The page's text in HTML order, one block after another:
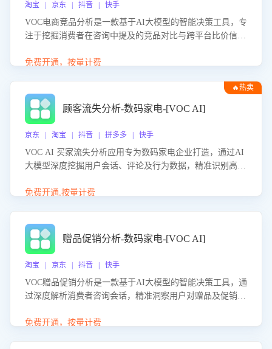
淘宝 | 京东 | 抖音 | 快手
VOC电商竞品分析是一款基于AI大模型的智能决策工具，专
注于挖掘消费者在咨询中提及的竞品对比与跨平台比价信
商品信息，进行多维度交叉对比，并分析消费者的比价行
企业优化营销话术、突出产品与服务优势，有效提升咨询转
化率，避免陷入单纯价格竞争，实现精准扬长避短。
免费开通，按量计费
🔥热卖
顾客流失分析-数码家电-[VOC AI]
京东 | 淘宝 | 抖音 | 拼多多 | 快手
VOC AI 买家流失分析应用专为数码家电企业打造，通过AI
大模型深度挖掘用户会话、评论及行为数据，精准识别高流
应延迟、竞品价格冲击等。系统自动输出可落地的挽回策
免费开通,按量计费
赠品促销分析-数码家电-[VOC AI]
淘宝 | 京东 | 抖音 | 快手
VOC赠品促销分析是一款基于AI大模型的智能决策工具，通
过深度解析消费者咨询会话，精准洞察用户对赠品及促销政
销诉求，帮助企业制定个性化赠品组合策略，优化资源投放
免费开通，按量计费